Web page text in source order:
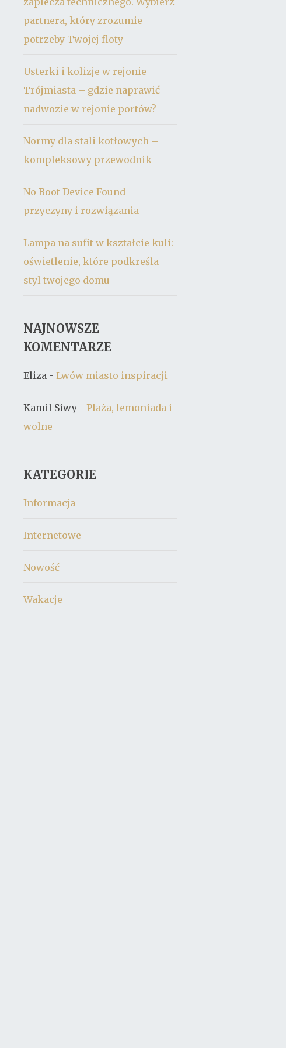
partnera, który zrozumie
potrzeby Twojej floty
Usterki i kolizje w rejonie
Trójmiasta – gdzie naprawić
nadwozie w rejonie portów?
Normy dla stali kotłowych –
kompleksowy przewodnik
No Boot Device Found –
przyczyny i rozwiązania
Lampa na sufit w kształcie kuli:
oświetlenie, które podkreśla
styl twojego domu
NAJNOWSZE
KOMENTARZE
Eliza -Lwów miasto inspiracji
Kamil Siwy -Plaża, lemoniada i
wolne
KATEGORIE
Informacja
Internetowe
Nowość
Wakacje